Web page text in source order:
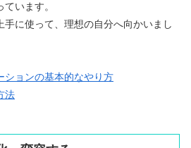
います。
手に使って、理想の自分へ向かいまし
ションの基本的なやり方
法